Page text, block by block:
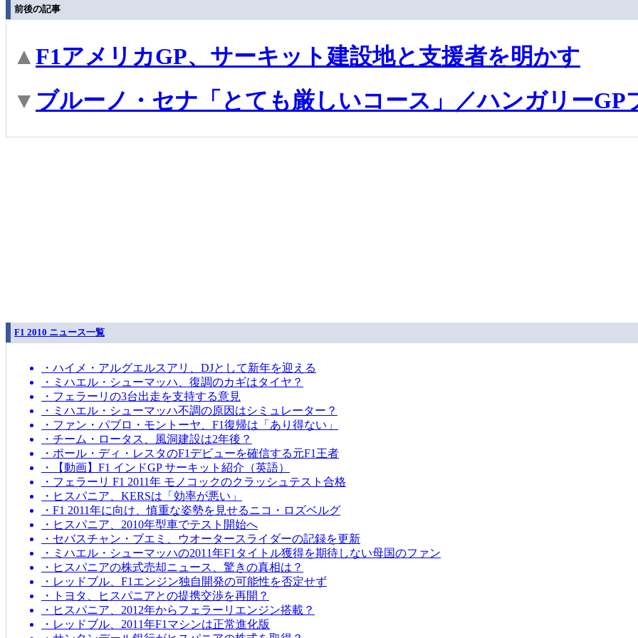
前後の記事
▲F1アメリカGP、サーキット建設地と支援者を明かす
▼ ブルーノ・セナ「とても厳しいコース」／ハンガリーGP
F1 2010 ニュース一覧
・ハイメ・アルグエルスアリ、DJとして新年を迎える
・ミハエル・シューマッハ、復調のカギはタイヤ？
・フェラーリの3台出走を支持する意見
・ミハエル・シューマッハ不調の原因はシミュレーター？
・ファン・パブロ・モントーヤ、F1復帰は「あり得ない」
・チーム・ロータス、風洞建設は2年後？
・ポール・ディ・レスタのF1デビューを確信する元F1王者
・【動画】F1 インドGP サーキット紹介（英語）
・フェラーリ F1 2011年 モノコックのクラッシュテスト合格
・ヒスパニア、KERSは「効率が悪い」
・F1 2011年に向け、慎重な姿勢を見せるニコ・ロズベルグ
・ヒスパニア、2010年型車でテスト開始へ
・セバスチャン・ブエミ、ウオータースライダーの記録を更新
・ミハエル・シューマッハの2011年F1タイトル獲得を期待しない母国のファン
・ヒスパニアの株式売却ニュース、驚きの真相は？
・レッドブル、F1エンジン独自開発の可能性を否定せず
・トヨタ、ヒスパニアとの提携交渉を再開？
・ヒスパニア、2012年からフェラーリエンジン搭載？
・レッドブル、2011年F1マシンは正常進化版